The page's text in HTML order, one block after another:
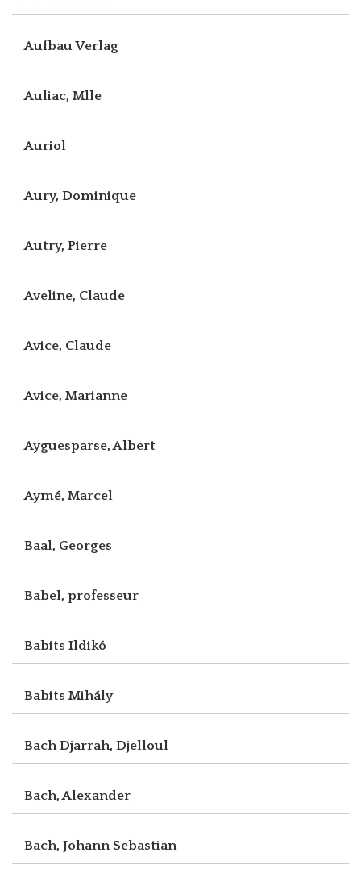
Aufbau Verlag
Auliac, Mlle
Auriol
Aury, Dominique
Autry, Pierre
Aveline, Claude
Avice, Claude
Avice, Marianne
Ayguesparse, Albert
Aymé, Marcel
Baal, Georges
Babel, professeur
Babits Ildikó
Babits Mihály
Bach Djarrah, Djelloul
Bach, Alexander
Bach, Johann Sebastian